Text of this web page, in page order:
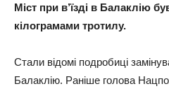
Міст при в’їзді в Балаклію
кілограмами тротилу.
Стали відомі подробиці
Балаклію. Раніше голова